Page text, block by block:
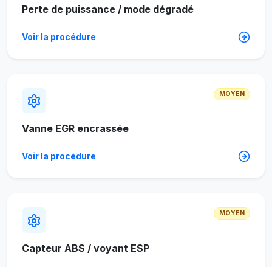
Perte de puissance / mode dégradé
Voir la procédure
MOYEN
Vanne EGR encrassée
Voir la procédure
MOYEN
Capteur ABS / voyant ESP